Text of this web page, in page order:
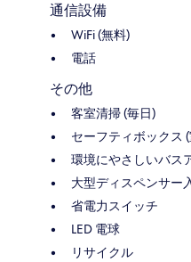
通信設備
WiFi (無料)
電話
その他
客室清掃 (毎日)
セーフティボックス
環境にやさしいバス
大型ディスペンサー
省電力スイッチ
LED 電球
リサイクル